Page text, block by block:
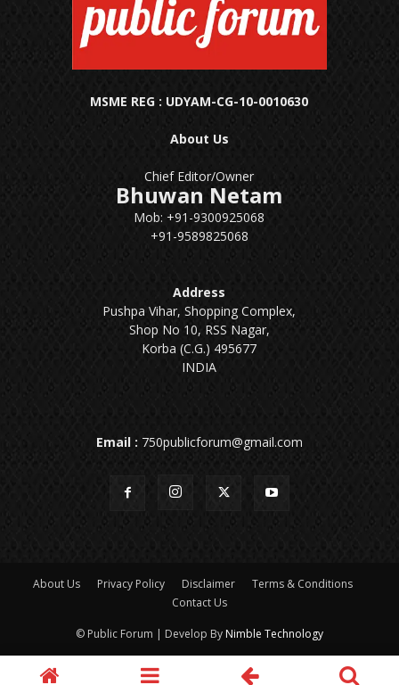
MSME REG : UDYAM-CG-10-0010630
About Us
Chief Editor/Owner
Bhuwan Netam
Mob: +91-9300925068
+91-9589825068
Address
Pushpa Vihar, Shopping Complex,
Shop No 10, RSS Nagar,
Korba (C.G.) 495677
INDIA
Email : 750publicforum@gmail.com
About Us Privacy Policy Disclaimer
Terms & Conditions
Contact Us
© Public Forum | Develop By Nimble Technology